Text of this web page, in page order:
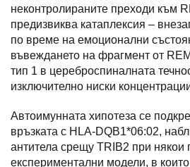
неконтролираните преходи към
предизвиква катаплексия –
по време на емоционални
въвеждането на фрагмент от
тип 1 в цереброспиналната
изключително ниски
Автоимунната хипотеза се
връзката с HLA-DQB1*06:02,
антитела срещу TRIB2 при някои
експериментални модели, в